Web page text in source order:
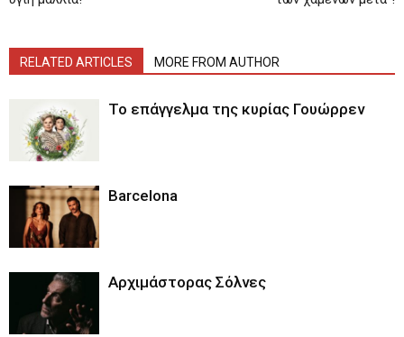
RELATED ARTICLES MORE FROM AUTHOR
Το επάγγελμα της κυρίας Γουώρρεν
Barcelona
Αρχιμάστορας Σόλνες